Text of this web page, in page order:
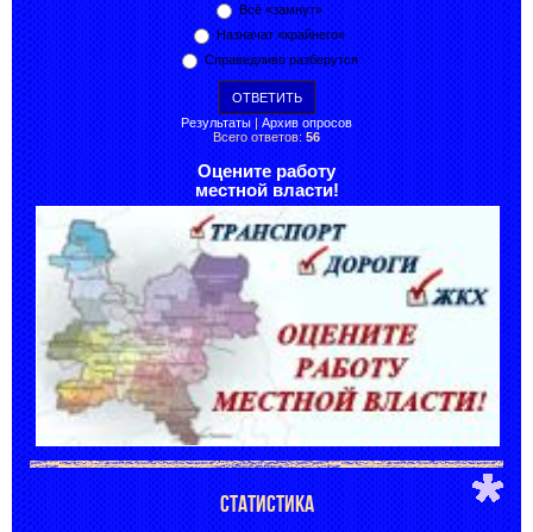
Всё «замнут»
Назначат «крайнего»
Справедливо разберутся
Результаты | Архив опросов
Всего ответов: 56
Оцените работу
местной власти!
СТАТИСТИКА